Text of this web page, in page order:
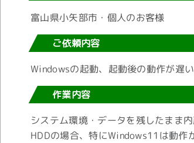
富山県小矢部市・個人のお客様
ご依頼内容
Windowsの起動、起動後の動作が遅
作業内容
システム環境・データを残したまま内
HDDの場合、特にWindows11は動作